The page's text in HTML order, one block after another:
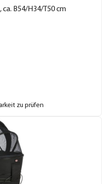
B54/H34/T50 cm
zu prüfen